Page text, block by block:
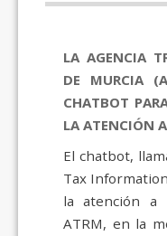
LA AGENCIA
DE MURCIA
CHATBOT
LA ATENCIÓN
El chatbot,
Tax
la atención a
ATRM, en la